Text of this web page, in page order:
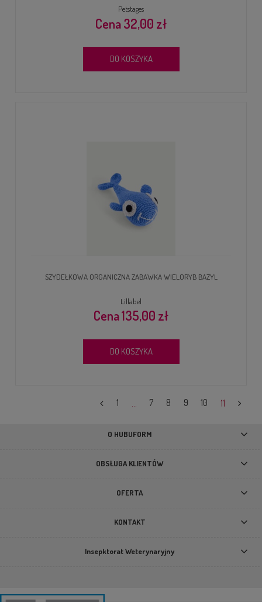
Petstages
32,00 zł
DO KOSZYKA
SZYDEŁKOWA ORGANICZNA ZABAWKA WIELORYB BAZYL
Lillabel
135,00 zł
DO KOSZYKA
1 7 8 9 10 11
O HUBUFORM
OBSŁUGA KLIENTÓW
OFERTA
KONTAKT
Insepktorat Weterynaryjny